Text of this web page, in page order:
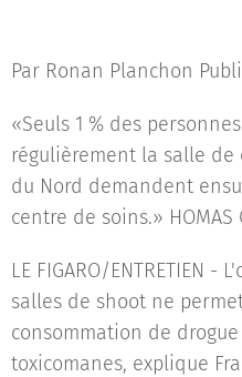
Par Ronan Planchon
«Seuls 1 % des
régulièrement la salle de
du Nord demandent
centre de soins.» HOMAS
LE FIGARO/ENTRETIEN
salles de shoot ne
consommation de
toxicomanes, explique